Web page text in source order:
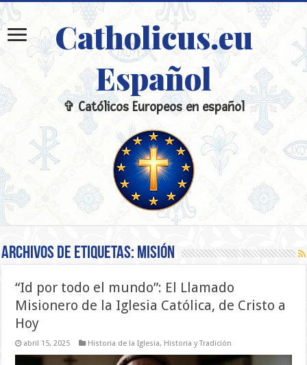
Catholicus.eu
Español
✞ Católicos Europeos en español
Archivos de etiquetas: misión
“Id por todo el mundo”: El Llamado
Misionero de la Iglesia Católica, de Cristo a
Hoy
abril 15, 2025 Historia de la Iglesia, Historia y Tradición